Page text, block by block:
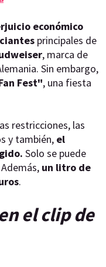
económico
principales de
, marca de
Sin embargo,
Fest", una fiesta
restricciones, las
y también, el
Solo se puede
un litro de
.
el clip de